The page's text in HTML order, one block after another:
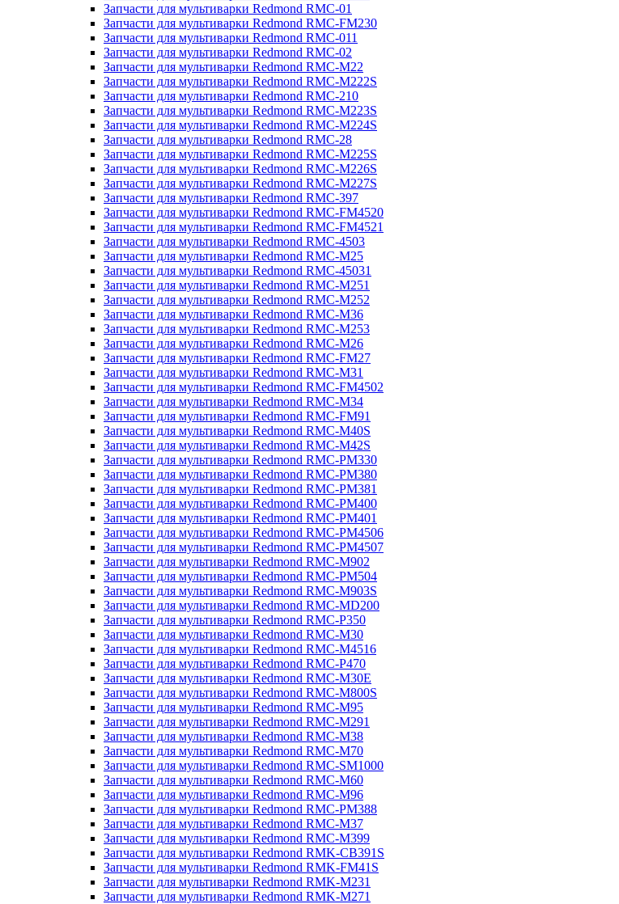
Запчасти для мультиварки Redmond RMC-01
Запчасти для мультиварки Redmond RMC-FM230
Запчасти для мультиварки Redmond RMC-011
Запчасти для мультиварки Redmond RMC-02
Запчасти для мультиварки Redmond RMC-M22
Запчасти для мультиварки Redmond RMC-M222S
Запчасти для мультиварки Redmond RMC-210
Запчасти для мультиварки Redmond RMC-M223S
Запчасти для мультиварки Redmond RMC-M224S
Запчасти для мультиварки Redmond RMC-28
Запчасти для мультиварки Redmond RMC-M225S
Запчасти для мультиварки Redmond RMC-M226S
Запчасти для мультиварки Redmond RMC-M227S
Запчасти для мультиварки Redmond RMC-397
Запчасти для мультиварки Redmond RMC-FM4520
Запчасти для мультиварки Redmond RMC-FM4521
Запчасти для мультиварки Redmond RMC-4503
Запчасти для мультиварки Redmond RMC-M25
Запчасти для мультиварки Redmond RMC-45031
Запчасти для мультиварки Redmond RMC-M251
Запчасти для мультиварки Redmond RMC-M252
Запчасти для мультиварки Redmond RMC-M36
Запчасти для мультиварки Redmond RMC-M253
Запчасти для мультиварки Redmond RMC-M26
Запчасти для мультиварки Redmond RMC-FM27
Запчасти для мультиварки Redmond RMC-M31
Запчасти для мультиварки Redmond RMC-FM4502
Запчасти для мультиварки Redmond RMC-M34
Запчасти для мультиварки Redmond RMC-FM91
Запчасти для мультиварки Redmond RMC-M40S
Запчасти для мультиварки Redmond RMC-M42S
Запчасти для мультиварки Redmond RMC-PM330
Запчасти для мультиварки Redmond RMC-PM380
Запчасти для мультиварки Redmond RMC-PM381
Запчасти для мультиварки Redmond RMC-PM400
Запчасти для мультиварки Redmond RMC-PM401
Запчасти для мультиварки Redmond RMC-PM4506
Запчасти для мультиварки Redmond RMC-PM4507
Запчасти для мультиварки Redmond RMC-M902
Запчасти для мультиварки Redmond RMC-PM504
Запчасти для мультиварки Redmond RMC-M903S
Запчасти для мультиварки Redmond RMC-MD200
Запчасти для мультиварки Redmond RMC-P350
Запчасти для мультиварки Redmond RMC-M30
Запчасти для мультиварки Redmond RMC-M4516
Запчасти для мультиварки Redmond RMC-P470
Запчасти для мультиварки Redmond RMC-M30E
Запчасти для мультиварки Redmond RMC-M800S
Запчасти для мультиварки Redmond RMC-M95
Запчасти для мультиварки Redmond RMC-M291
Запчасти для мультиварки Redmond RMC-M38
Запчасти для мультиварки Redmond RMC-M70
Запчасти для мультиварки Redmond RMC-SM1000
Запчасти для мультиварки Redmond RMC-M60
Запчасти для мультиварки Redmond RMC-M96
Запчасти для мультиварки Redmond RMC-PM388
Запчасти для мультиварки Redmond RMC-M37
Запчасти для мультиварки Redmond RMC-M399
Запчасти для мультиварки Redmond RMK-CB391S
Запчасти для мультиварки Redmond RMK-FM41S
Запчасти для мультиварки Redmond RMK-M231
Запчасти для мультиварки Redmond RMK-M271